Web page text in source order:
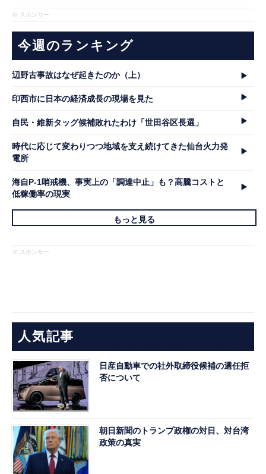
※ スポンサー
今週のランキング
辺野古事故はなぜ起きたのか（上）
印西市に日本の経済成長の現場を見た
自民・維新タッグ候補敗れたわけ「世田谷区長選」
時代に応じて変わりつつ地域を支え続けてきた仙台火力発
電所
海自P-1哨戒機、事実上の「調達中止」も？高騰コストと
低稼働率の現実
もっと見る
※ スポンサー
人気記事
日産自動車での社外取締役候補の選任拒
否について
朝日新聞のトランプ政権の対日、対台湾
政策の真実